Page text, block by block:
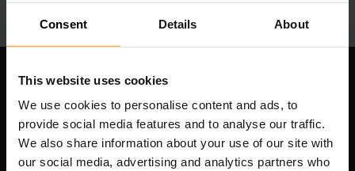
Consent Details About
This website uses cookies
We use cookies to personalise content and ads, to
provide social media features and to analyse our traffic.
We also share information about your use of our site with
our social media, advertising and analytics partners who
Compania noastră
Scalable Hosting Solutions OÜ